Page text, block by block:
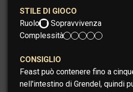
STILE DI GIOCO
Ruolo:
Sopravvivenza
Complessità:
CONSIGLIO
Feast può contenere fino a
nell'intestino di Grendel, quindi